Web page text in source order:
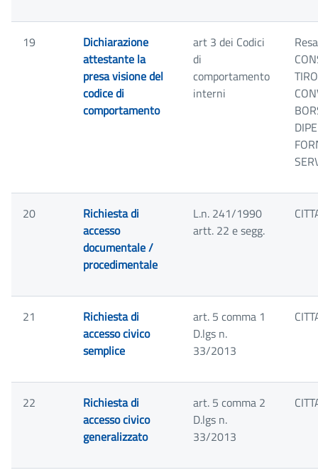
19
Dichiarazione
attestante la
presa visione del
codice di
comportamento
art 3 dei Codici
di
comportamento
interni
20
Richiesta di
accesso
documentale /
procedimentale
L.n. 241/1990
artt. 22 e segg.
21
Richiesta di
accesso civico
semplice
art. 5 comma 1
D.lgs n.
33/2013
22
Richiesta di
accesso civico
generalizzato
art. 5 comma 2
D.lgs n.
33/2013